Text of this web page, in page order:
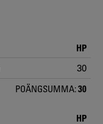
HP
30
POÄNGSUMMA:30
HP